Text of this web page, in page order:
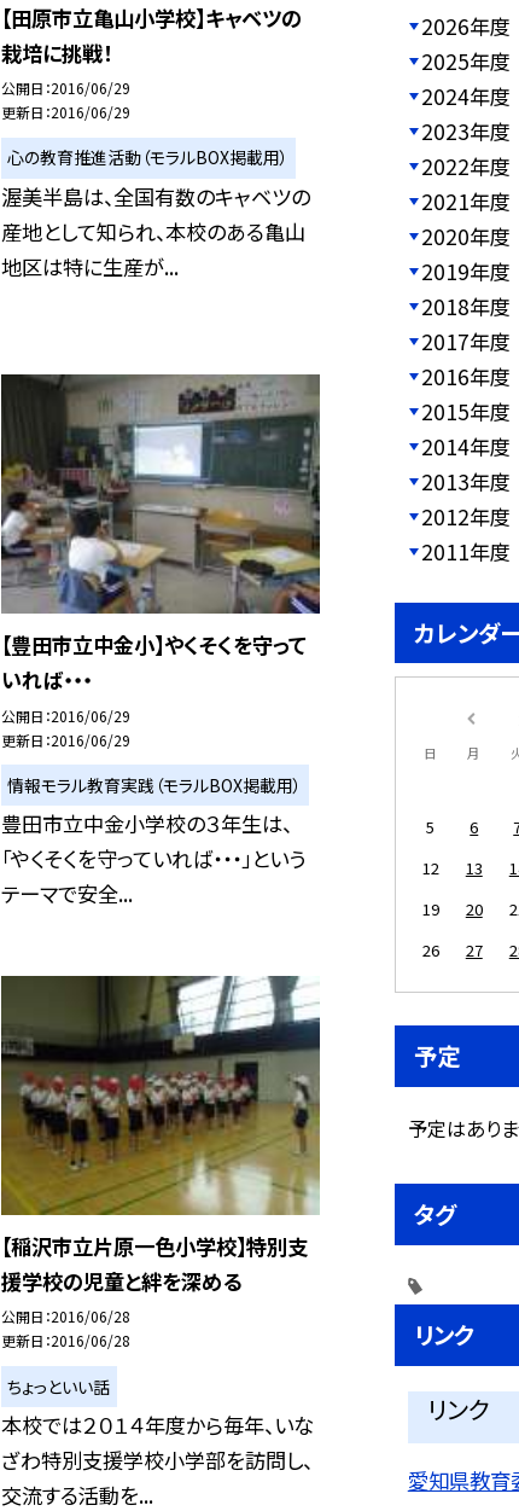
【田原市立亀山小学校】キャベツの
栽培に挑戦！
公開日 2016/06/29
更新日 2016/06/29
心の教育推進活動（モラルBOX掲載用）
渥美半島は、全国有数のキャベツの
産地として知られ、本校のある亀山
地区は特に生産が...
【豊田市立中金小】やくそくを守って
いれば・・・
公開日 2016/06/29
更新日 2016/06/29
情報モラル教育実践（モラルBOX掲載用）
豊田市立中金小学校の３年生は、
「やくそくを守っていれば・・・」という
テーマで安全...
【稲沢市立片原一色小学校】特別支
援学校の児童と絆を深める
公開日 2016/06/28
更新日 2016/06/28
ちょっといい話
本校では２０１４年度から毎年、いな
ざわ特別支援学校小学部を訪問し、
交流する活動を...
2026年度
2025年度
2024年度
2023年度
2022年度
2021年度
2020年度
2019年度
2018年度
2017年度
2016年度
2015年度
2014年度
2013年度
2012年度
2011年度
カレンダ
日 月
5
6
12
13
19
20
26
27
予定
予定はあり
タグ
リンク
リンク
愛知県教育